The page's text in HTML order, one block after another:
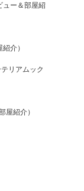
ュー＆部屋紹
介）
リアムック
屋紹介）